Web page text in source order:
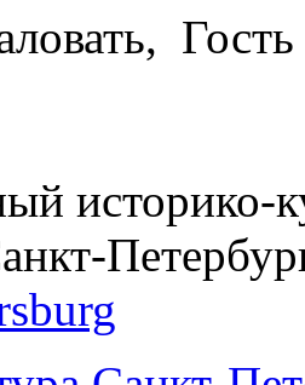
Гость
историко-